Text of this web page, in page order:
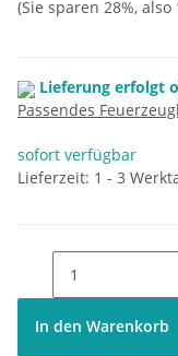
(Sie sparen 28%, also
Lieferung erfolgt
Passendes
sofort verfügbar
Lieferzeit: 1 - 3
In den Warenkorb